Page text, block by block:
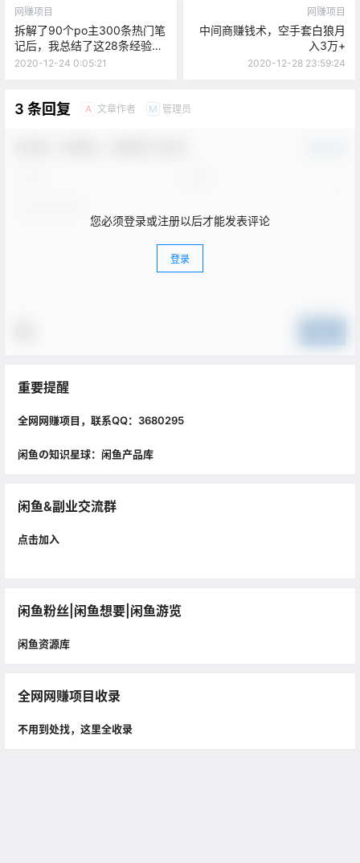
网赚项目
拆解了90个po主300条热门笔
记后，我总结了这28条经验丨
小红书运营技巧
2020-12-24 0:05:21
网赚项目
中间商赚钱术，空手套白狼月
入3万+
2020-12-28 23:59:24
3 条回复 A 文章作者 M 管理员
您必须登录或注册以后才能发表评论
登录
重要提醒
全网网赚项目，联系QQ：3680295
闲鱼の知识星球：闲鱼产品库
闲鱼&副业交流群
点击加入
闲鱼粉丝|闲鱼想要|闲鱼游览
闲鱼资源库
全网网赚项目收录
不用到处找，这里全收录